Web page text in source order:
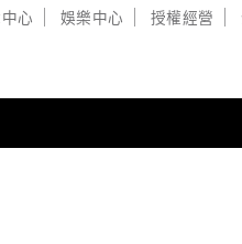
心 娛樂中心 授權經營